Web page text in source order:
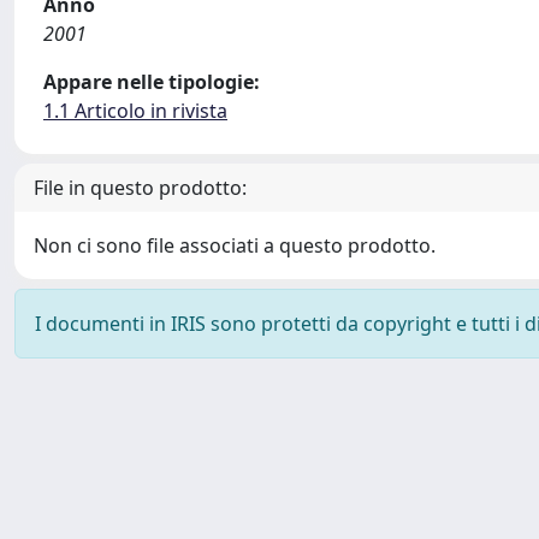
2001
Appare nelle tipologie:
1.1 Articolo in rivista
File in questo prodotto:
Non ci sono file associati a questo prodotto.
I documenti in IRIS sono protetti da copyright e tutti i